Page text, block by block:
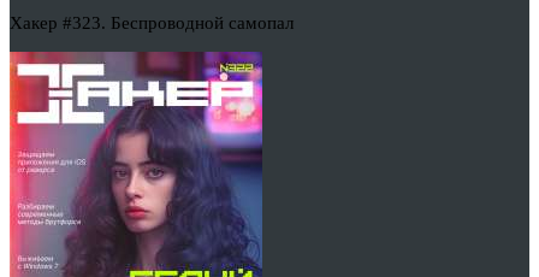
Хакер #323. Беспроводной самопал